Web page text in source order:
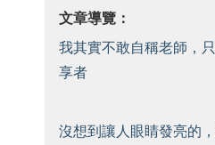
文章導覽：
我其實不敢自稱老師，
享者
沒想到讓人眼睛發亮的